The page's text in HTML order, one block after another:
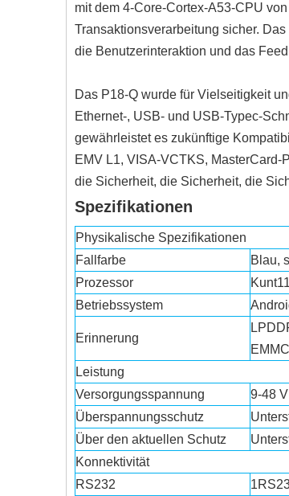
mit dem 4-Core-Cortex-A53-CPU
Transaktionsverarbeitung sicher.
die Benutzerinteraktion und das
Das P18-Q wurde für Vielseitigkeit
Ethernet-, USB- und USB-Typec-
gewährleistet es zukünftige
EMV L1, VISA-VCTKS,
die Sicherheit, die Sicherheit, die
Spezifikationen
Physikalische Spezifikationen
Fallfarbe
Blau,
Prozessor
Betriebssystem
Erinnerung
Leistung
Versorgungsspannung
9-48
Überspannungsschutz
Über den aktuellen Schutz
Konnektivität
RS232